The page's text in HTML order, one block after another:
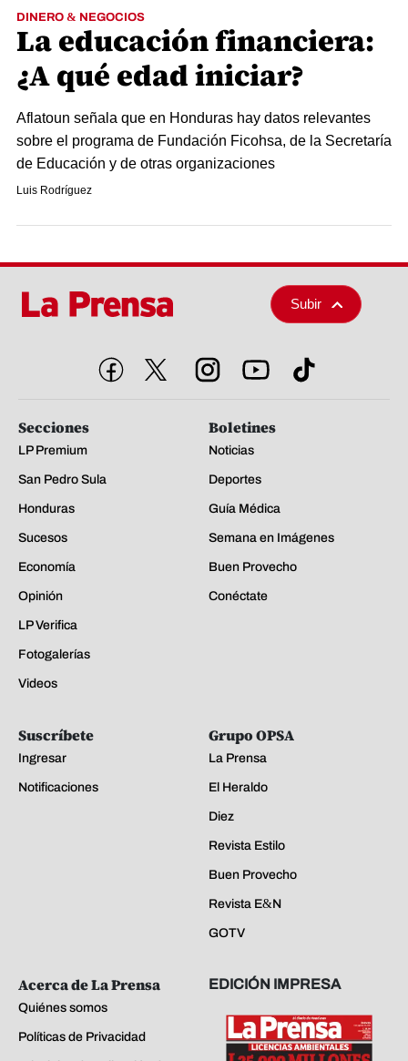
DINERO & NEGOCIOS
La educación financiera:
¿A qué edad iniciar?
Aflatoun señala que en Honduras hay datos relevantes
sobre el programa de Fundación Ficohsa, de la Secretaría
de Educación y de otras organizaciones
Luis Rodríguez
Subir
Secciones
LP Premium
San Pedro Sula
Honduras
Sucesos
Economía
Opinión
LP Verifica
Fotogalerías
Videos
Boletines
Noticias
Deportes
Guía Médica
Semana en Imágenes
Buen Provecho
Conéctate
Suscríbete
Ingresar
Notificaciones
Grupo OPSA
La Prensa
El Heraldo
Diez
Revista Estilo
Buen Provecho
Revista E&N
GOTV
Acerca de La Prensa
Quiénes somos
Políticas de Privacidad
EDICIÓN IMPRESA